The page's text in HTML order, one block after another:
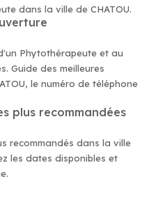
dans la ville de CHATOU.
Phytothérapeute et au
Guide des meilleures
le numéro de téléphone
plus recommandées
recommandés dans la ville
les dates disponibles et